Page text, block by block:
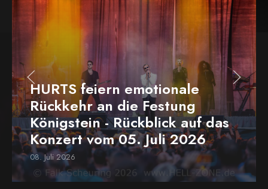
HURTS feiern emotionale
Rückkehr an die Festung
Königstein - Rückblick auf das
Konzert vom 05. Juli 2026
08. Juli 2026